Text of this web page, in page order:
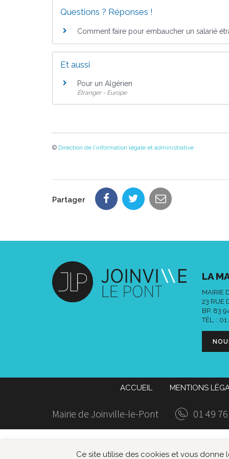
Ce site utilise des cookies et vous
Questions ? Réponses !
Comment faire pour embaucher un salarié
Et aussi
Pour un Algérien
Étranger - Europe
© Direction de l'information légale et administrative
Partager
LA
MAIRIE
23 RUE
BP. 83
TÉL. : 01
ACCUEIL MENTIONS
Mairie de Joinville-le-Pont 01 49